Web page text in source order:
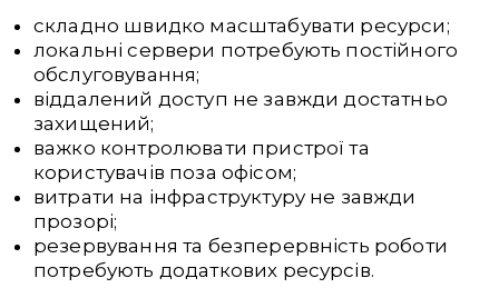
складно швидко масштабувати ресурси;
локальні сервери потребують постійного
обслуговування;
віддалений доступ не завжди достатньо
захищений;
важко контролювати пристрої та
користувачів поза офісом;
витрати на інфраструктуру не завжди
прозорі;
резервування та безперервність роботи
потребують додаткових ресурсів.